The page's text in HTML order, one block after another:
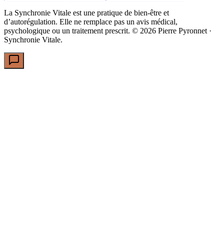
La Synchronie Vitale est une pratique de bien-être et
d’autorégulation. Elle ne remplace pas un avis médical,
psychologique ou un traitement prescrit. © 2026 Pierre Pyronnet ·
Synchronie Vitale.